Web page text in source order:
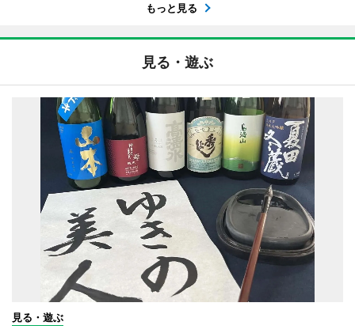
もっと見る
見る・遊ぶ
見る・遊ぶ